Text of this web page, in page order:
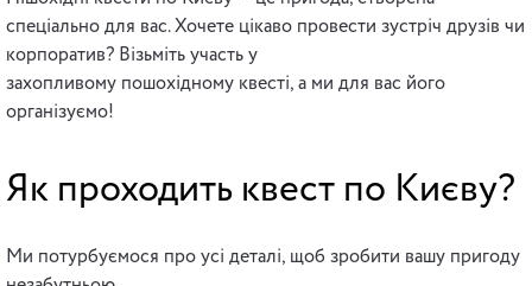
спеціально для вас. Хочете цікаво провести зустріч друзів чи
корпоратив? Візьміть участь у
захопливому пошохідному квесті, а ми для вас його
організуємо!
Як проходить квест по Києву?
Ми потурбуємося про усі деталі, щоб зробити вашу пригоду